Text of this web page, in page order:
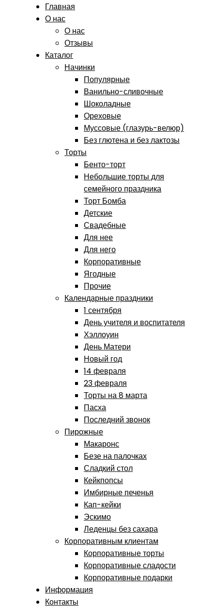
Главная
О нас
О нас
Отзывы
Каталог
Начинки
Популярные
Ванильно-сливочные
Шоколадные
Ореховые
Муссовые (глазурь-велюр)
Без глютена и без лактозы
Торты
Бенто-торт
Небольшие торты для
семейного праздника
Торт Бомба
Детские
Свадебные
Для нее
Для него
Корпоративные
Ягодные
Прочие
Календарные праздники
1 сентября
День учителя и воспитателя
Хэллоуин
День Матери
Новый год
14 февраля
23 февраля
Торты на 8 марта
Пасха
Последний звонок
Пирожные
Макаронс
Безе на палочках
Сладкий стол
Кейкпопсы
Имбирные печенья
Кап-кейки
Эскимо
Леденцы без сахара
Корпоративным клиентам
Корпоративные торты
Корпоративные сладости
Корпоративные подарки
Информация
Контакты